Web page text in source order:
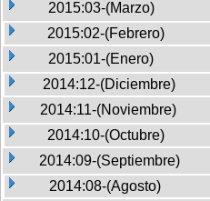
2015:03-(Marzo)
2015:02-(Febrero)
2015:01-(Enero)
2014:12-(Diciembre)
2014:11-(Noviembre)
2014:10-(Octubre)
2014:09-(Septiembre)
2014:08-(Agosto)